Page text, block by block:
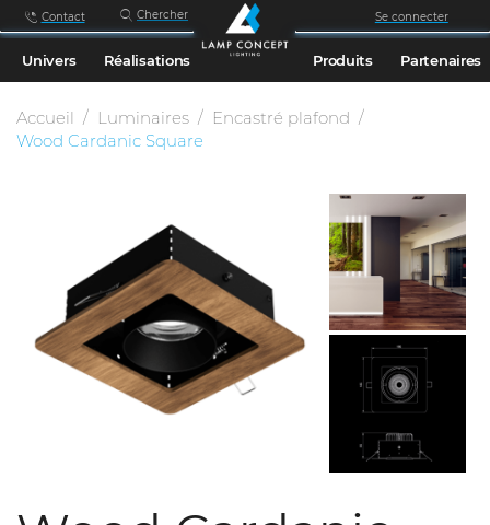
Contact Chercher Se connecter
Univers Réalisations Produits Partenaires
Accueil Luminaires
Encastré plafond
Wood Cardanic Square